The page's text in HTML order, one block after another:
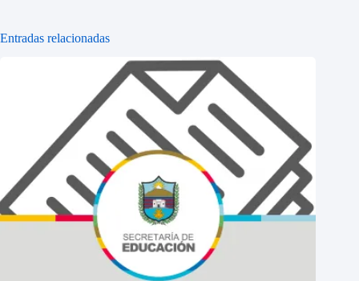
Entradas relacionadas